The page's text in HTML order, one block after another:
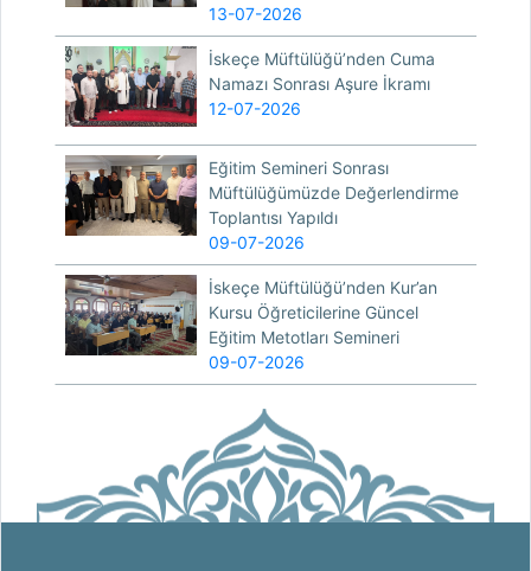
13-07-2026
İskeçe Müftülüğü’nden Cuma
Namazı Sonrası Aşure İkramı
12-07-2026
Eğitim Semineri Sonrası
Müftülüğümüzde Değerlendirme
Toplantısı Yapıldı
09-07-2026
İskeçe Müftülüğü’nden Kur’an
Kursu Öğreticilerine Güncel
Eğitim Metotları Semineri
09-07-2026